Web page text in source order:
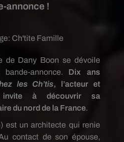
annonce !
Ch'tite Famille
de Dany Boon se dévoile
annonce.
Dix ans
les Ch’tis, l’acteur et
invite à découvrir sa
du nord de la France.
est un architecte qui renie
contact de son épouse,